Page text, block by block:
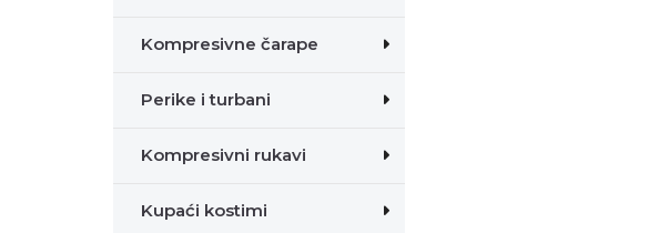
Kompresivne čarape
Perike i turbani
Kompresivni rukavi
Kupaći kostimi